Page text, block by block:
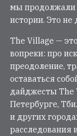
мы продолжали
истории. Это не
The Village —
вопреки: про
преодоление,
оставаться
дайджесты The
Петербурге,
и других
расследования